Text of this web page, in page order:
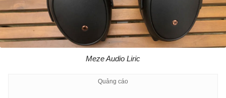
Meze Audio Liric